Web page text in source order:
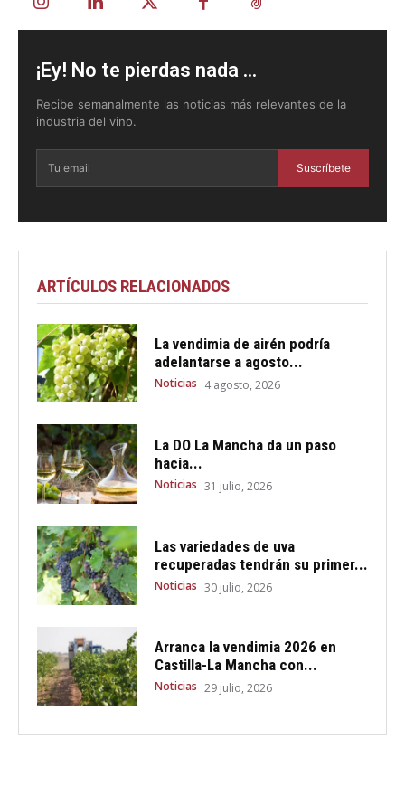
¡Ey! No te pierdas nada ...
Recibe semanalmente las noticias más relevantes de la
industria del vino.
Suscríbete
ARTÍCULOS RELACIONADOS
La vendimia de airén podría
adelantarse a agosto...
Noticias 4 agosto, 2026
La DO La Mancha da un paso
hacia...
Noticias 31 julio, 2026
Las variedades de uva
recuperadas tendrán su primer...
Noticias 30 julio, 2026
Arranca la vendimia 2026 en
Castilla-La Mancha con...
Noticias 29 julio, 2026